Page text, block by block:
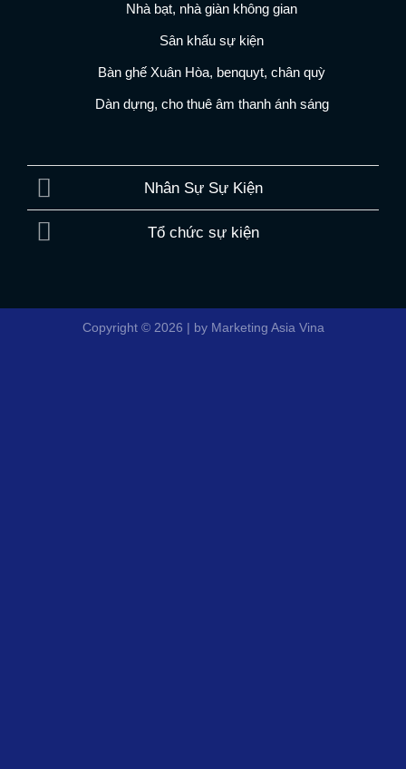
Nhà bạt, nhà giàn không gian
Sân khấu sự kiện
Bàn ghế Xuân Hòa, benquyt, chân quỳ
Dàn dựng, cho thuê âm thanh ánh sáng
Nhân Sự Sự Kiện
Tổ chức sự kiện
Copyright © 2026 | by Marketing Asia Vina